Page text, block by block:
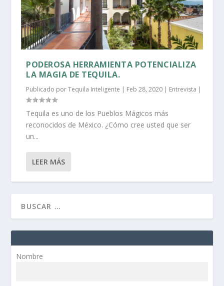
PODEROSA HERRAMIENTA POTENCIALIZA
LA MAGIA DE TEQUILA.
Publicado porTequila Inteligente | Feb 28, 2020 | Entrevista |
Tequila es uno de los Pueblos Mágicos más
reconocidos de México. ¿Cómo cree usted que ser
un...
LEER MÁS
Nombre